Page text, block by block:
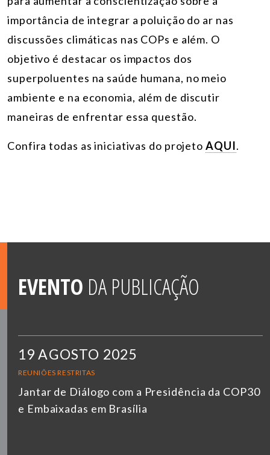
importância de integrar a poluição do ar nas
discussões climáticas nas COPs e além. O
objetivo é destacar os impactos dos
superpoluentes na saúde humana, no meio
ambiente e na economia, além de discutir
maneiras de enfrentar essa questão.
Confira todas as iniciativas do projeto AQUI.
EVENTO DA PUBLICAÇÃO
19 AGOSTO 2025
REUNIÕES RESTRITAS
Jantar de Diálogo com a Presidência da COP30
e Embaixadas em Brasília